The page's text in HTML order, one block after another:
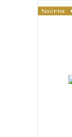
Novinka